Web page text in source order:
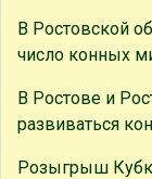
В Ростовской
число конных
В Ростове и
развиваться
Розыгрыш